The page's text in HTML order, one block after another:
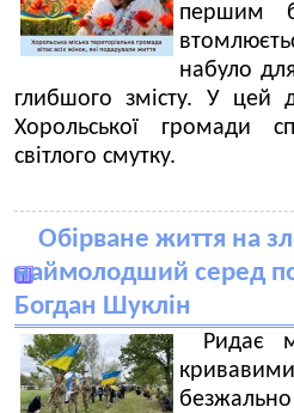
першим
набуло
глибшого змісту. У цей
Хорольської громади
світлого смутку.
Обірване життя на
наймолодший серед
Богдан Шуклін
Ридає